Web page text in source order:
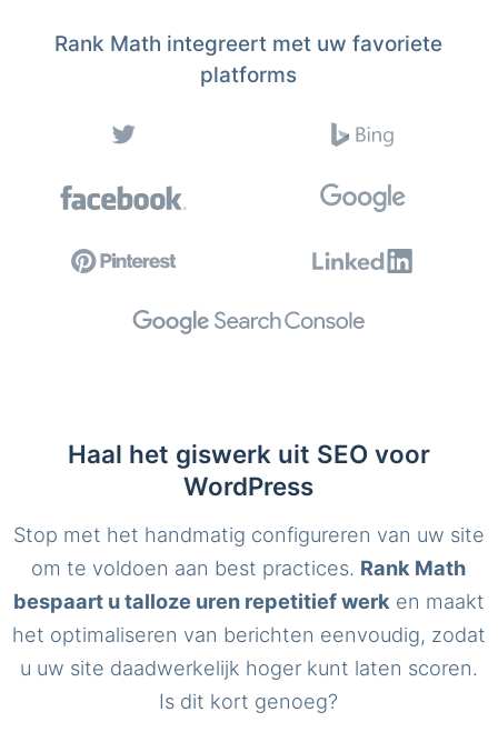
Rank Math integreert met uw favoriete
platforms
Haal het giswerk uit SEO voor
WordPress
Stop met het handmatig configureren van uw site
om te voldoen aan best practices. Rank Math
bespaart u talloze uren repetitief werk en maakt
het optimaliseren van berichten eenvoudig, zodat
u uw site daadwerkelijk hoger kunt laten scoren.
Is dit kort genoeg?